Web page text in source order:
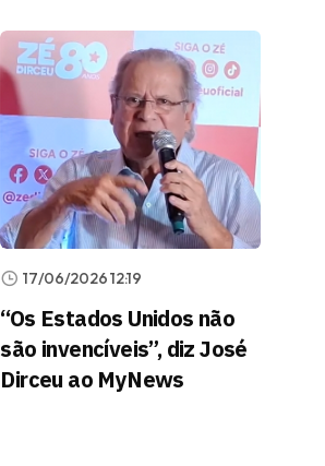
17/06/2026 12:19
“Os Estados Unidos não
são invencíveis”, diz José
Dirceu ao MyNews